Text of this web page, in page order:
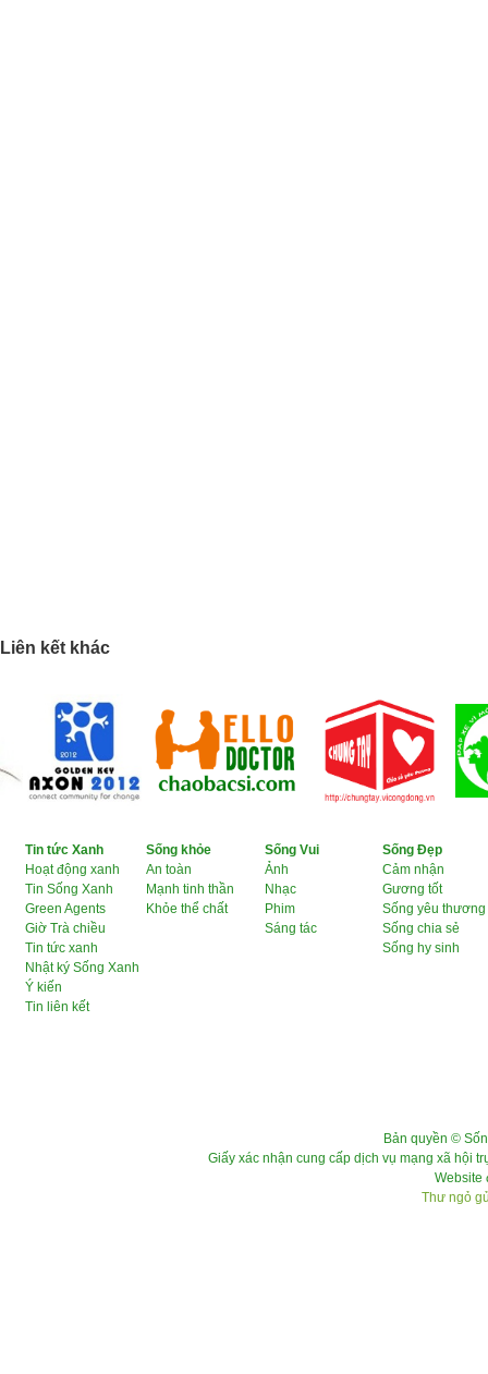
Liên kết khác
Tin tức Xanh
Hoạt động xanh
Tin Sống Xanh
Green Agents
Giờ Trà chiều
Tin tức xanh
Nhật ký Sống Xanh
Ý kiến
Tin liên kết
Sống khỏe
An toàn
Mạnh tinh thần
Khỏe thể chất
Sống Vui
Ảnh
Nhạc
Phim
Sáng tác
Sống Đẹp
Cảm nhận
Gương tốt
Sống yêu thương
Sống chia sẻ
Sống hy sinh
Bản quyền ©
Giấy xác nhận cung cấp dịch vụ mạng xã hội
Website
Thư ngỏ